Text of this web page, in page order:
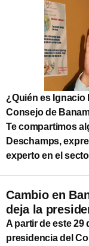
¿Quién es Ignacio
Consejo de
Te compartimos
Deschamps,
experto en el
Cambio en
deja la
A partir de este 29
presidencia del